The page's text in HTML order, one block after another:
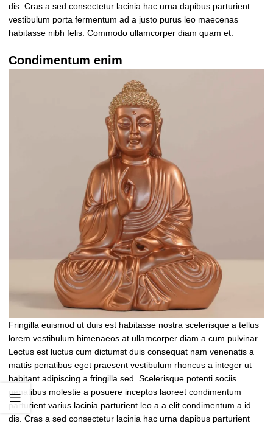
dis. Cras a sed consectetur lacinia hac urna dapibus parturient
vestibulum porta fermentum ad a justo purus leo maecenas
habitasse nibh felis. Commodo ullamcorper diam quam et.
Condimentum enim
Fringilla euismod ut duis est habitasse nostra scelerisque a tellus
lorem vestibulum himenaeos at ullamcorper diam a cum pulvinar.
Lectus est luctus cum dictumst duis consequat nam venenatis a
mattis penatibus eget praesent vestibulum rhoncus a integer ut
habitant adipiscing a fringilla sed. Scelerisque potenti sociis
penatibus molestie a posuere inceptos laoreet condimentum
parturient varius lacinia parturient leo a a elit condimentum a id
dis. Cras a sed consectetur lacinia hac urna dapibus parturient